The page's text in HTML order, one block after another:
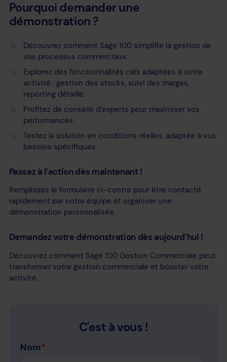
Pourquoi demander une
démonstration ?
Découvrez comment Sage 100 simplifie la gestion de
vos processus commerciaux.
Explorez des fonctionnalités clés adaptées à votre
activité : gestion des stocks, suivi des marges,
reporting détaillé.
Profitez de conseils d’experts pour maximiser vos
performances.
Testez la solution en conditions réelles, adaptée à vos
besoins spécifiques.
Passez à l’action dès maintenant !
Remplissez le formulaire ci-contre pour être contacté
rapidement par notre équipe et organiser une
démonstration personnalisée.
Demandez votre démonstration dès aujourd’hui !
Découvrez comment Sage 100 Gestion Commerciale peut
transformer votre gestion commerciale et booster votre
activité.
C'est à vous !